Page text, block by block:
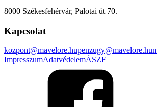
8000 Székesfehérvár, Palotai út 70.
Kapcsolat
kozpont@mavelore.hupenzugy@mavelore.hu
ImpresszumAdatvédelemÁSZF